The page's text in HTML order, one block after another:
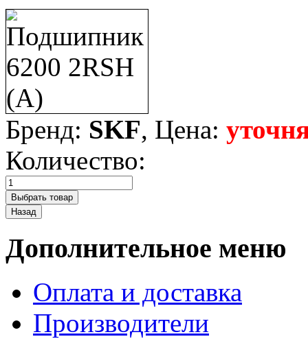
Бренд: SKF, Цена:
Количество:
Дополнительное меню
Оплата и доставка
Производители